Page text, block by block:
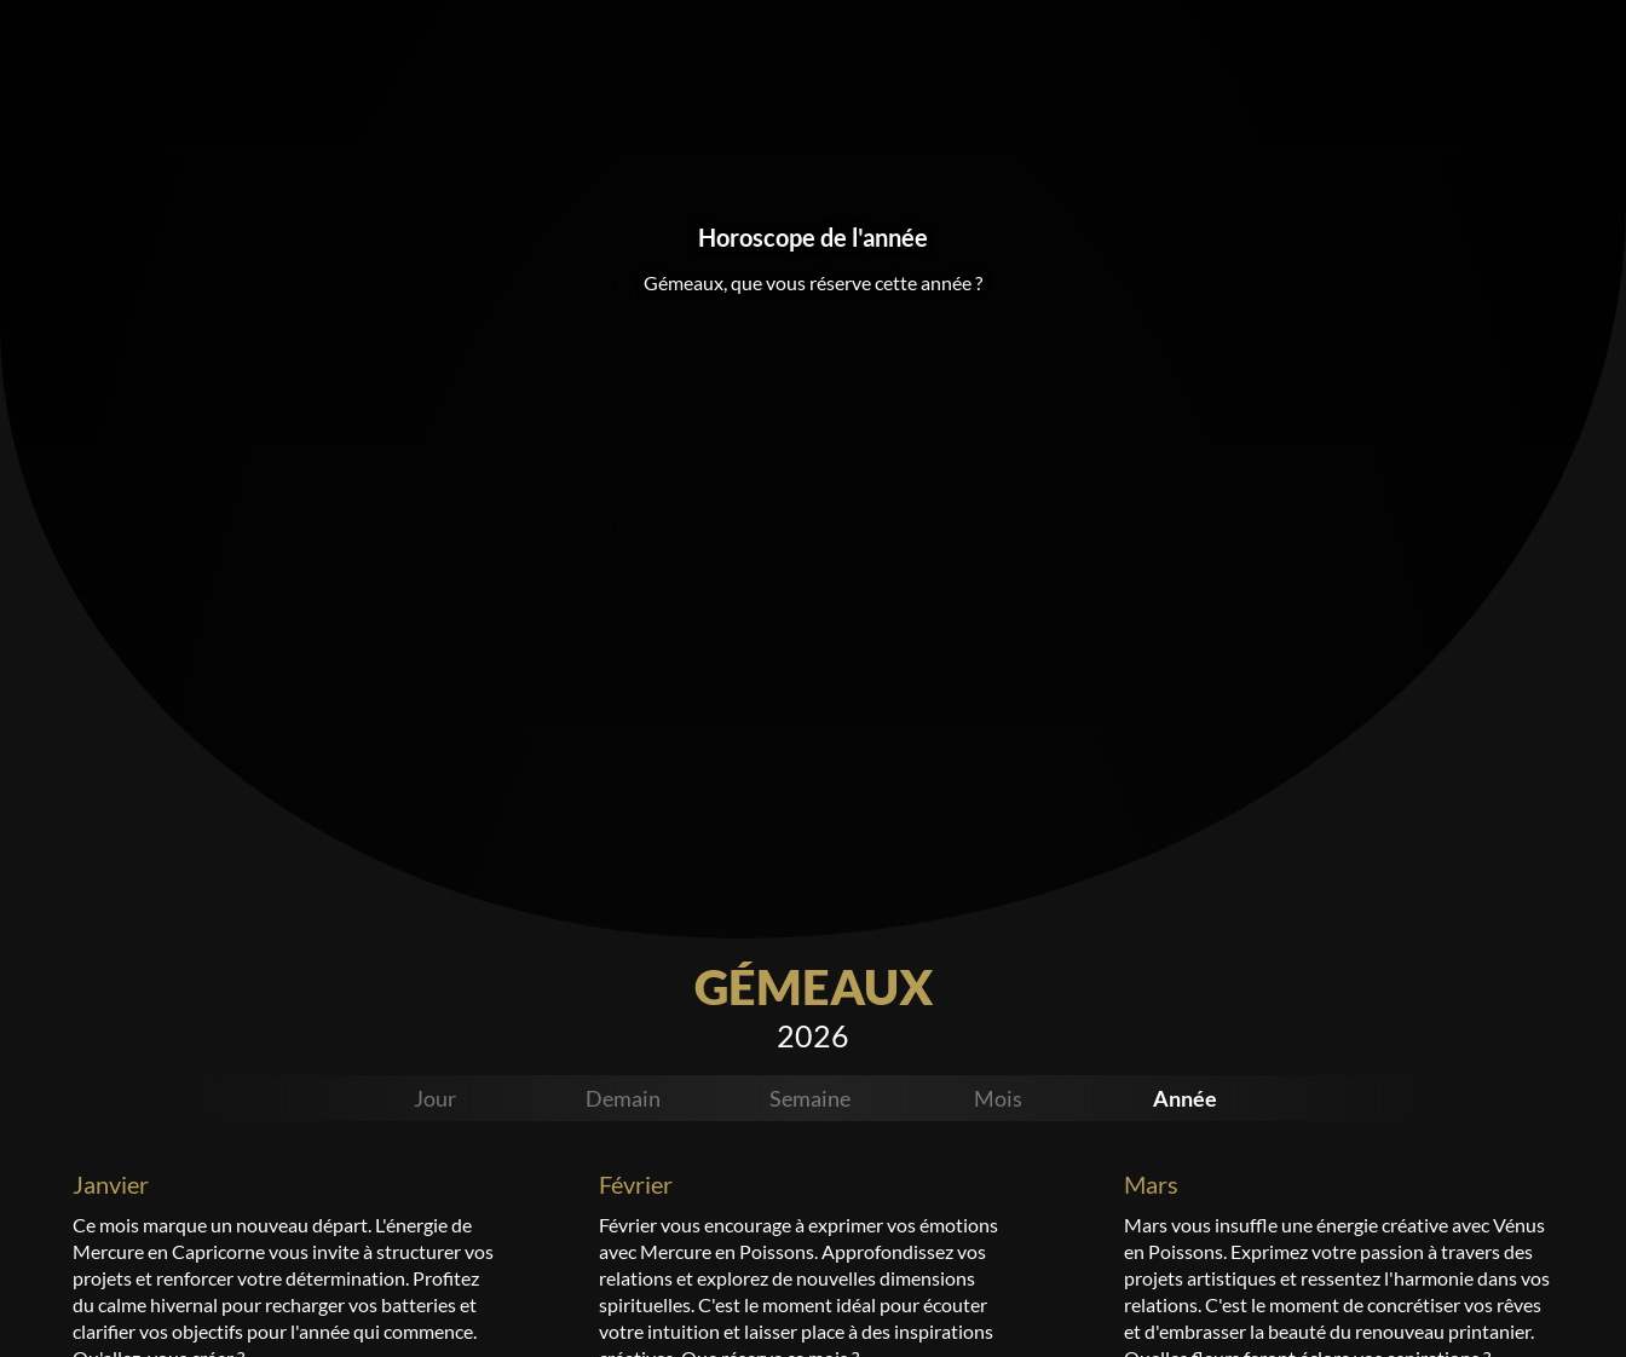
Horoscope de l'année
Gémeaux, que vous réserve cette année ?
GÉMEAUX
2026
Jour Demain Semaine Mois Année
janvier
Ce mois marque un nouveau départ. L'énergie de
Mercure en Capricorne vous invite à structurer vos
projets et renforcer votre détermination. Profitez
du calme hivernal pour recharger vos batteries et
clarifier vos objectifs pour l'année qui commence.
février
Février vous encourage à exprimer vos émotions
avec Mercure en Poissons. Approfondissez vos
relations et explorez de nouvelles dimensions
spirituelles. C'est le moment idéal pour écouter
votre intuition et laisser place à des inspirations
mars
Mars vous insuffle une énergie créative avec Vénus
en Poissons. Exprimez votre passion à travers des
projets artistiques et ressentez l'harmonie dans vos
relations. C'est le moment de concrétiser vos rêves
et d'embrasser la beauté du renouveau printanier.